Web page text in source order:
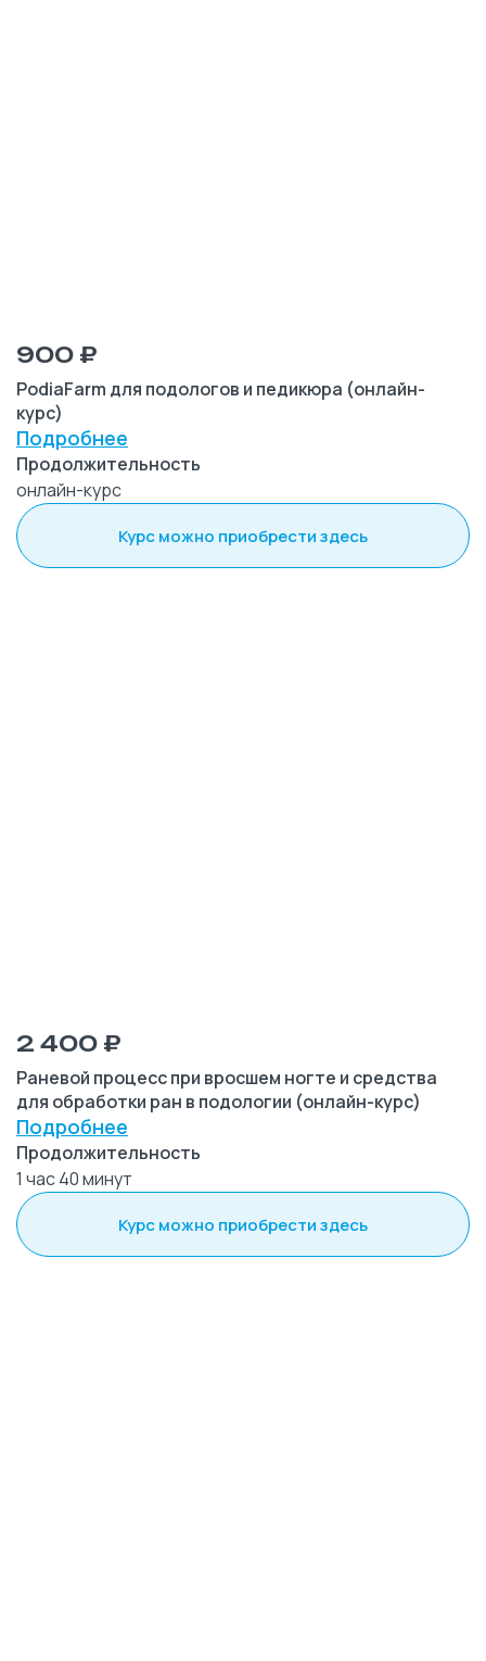
900 ₽
PodiaFarm для подологов и педикюра (онлайн-
курс)
Подробнее
Продолжительность
онлайн-курс
Курс можно приобрести здесь
2 400 ₽
Раневой процесс при вросшем ногте и средства
для обработки ран в подологии (онлайн-курс)
Подробнее
Продолжительность
1 час 40 минут
Курс можно приобрести здесь